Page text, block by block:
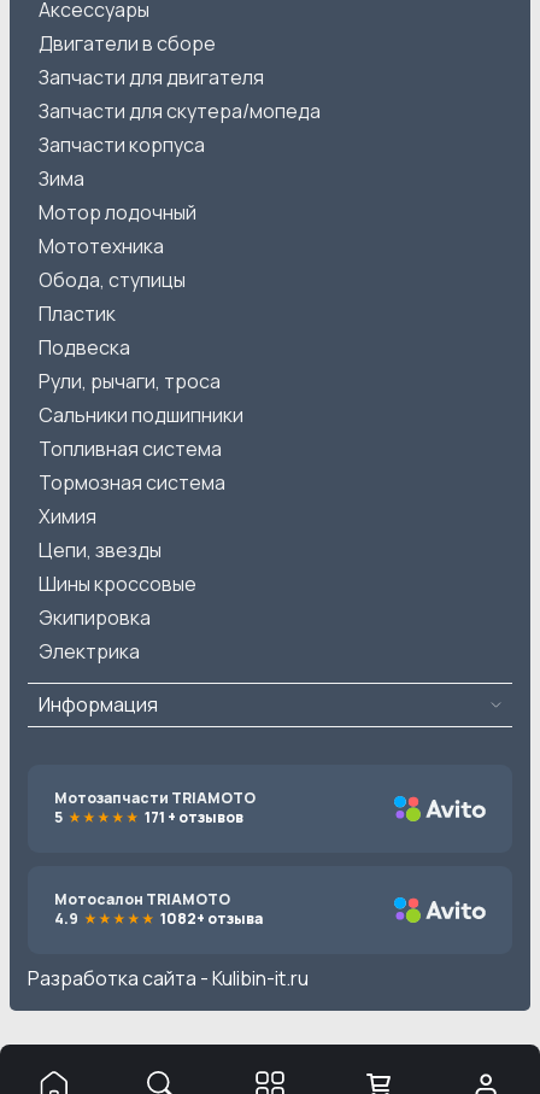
Аксессуары
Двигатели в сборе
Запчасти для двигателя
Запчасти для скутера/мопеда
Запчасти корпуса
Зима
Мотор лодочный
Мототехника
Обода, ступицы
Пластик
Подвеска
Рули, рычаги, троса
Сальники подшипники
Топливная система
Тормозная система
Химия
Цепи, звезды
Шины кроссовые
Экипировка
Электрика
Информация
Мотозапчасти TRIAMOTO
5
171 + отзывов
Мотосалон TRIAMOTO
4.9
1082+ отзыва
Разработка сайта -Kulibin-it.ru